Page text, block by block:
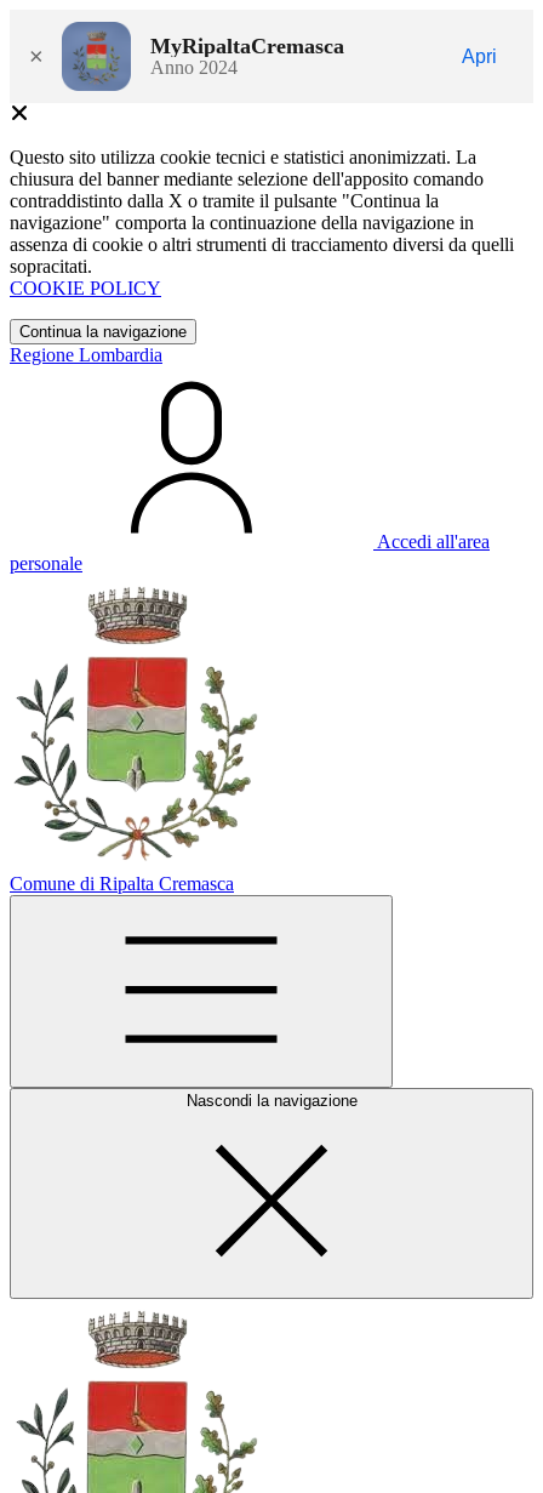
× MyRipaltaCremasca
Anno 2024
Apri
Questo sito utilizza cookie tecnici e statistici anonimizzati. La
chiusura del banner mediante selezione dell'apposito comando
contraddistinto dalla X o tramite il pulsante "Continua la
navigazione" comporta la continuazione della navigazione in
assenza di cookie o altri strumenti di tracciamento diversi da quelli
sopracitati.
COOKIE POLICY
Continua la navigazione
Regione Lombardia
Accedi all'area
personale
Comune di Ripalta Cremasca
Nascondi la navigazione